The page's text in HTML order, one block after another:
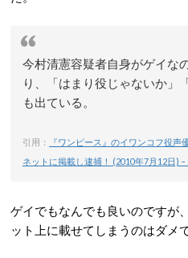
今村清憲容疑者自身がゲイな
り、「はまり役じゃないか」
も出ている。
引用：
『ワンピース』のイワンコフ役
ネットに掲載し逮捕！ (2010年7月12日)
ゲイでもなんでも良いのですが
ット上に載せてしまうのはダメ